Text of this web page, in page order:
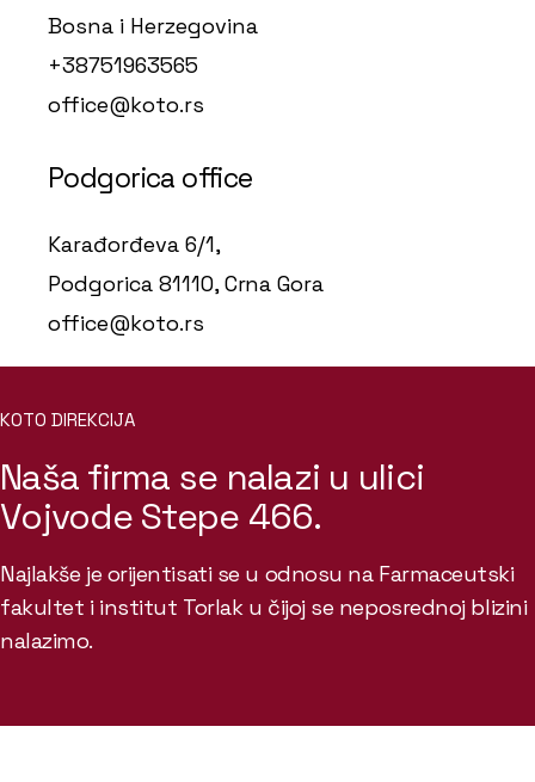
Bosna i Herzegovina
+38751963565
office@koto.rs
Podgorica office
Karađorđeva 6/1,
Podgorica 81110, Crna Gora
office@koto.rs
KOTO DIREKCIJA
Naša firma se nalazi u ulici
Vojvode Stepe 466.
Najlakše je orijentisati se u odnosu na Farmaceutski
fakultet i institut Torlak u čijoj se neposrednoj blizini
nalazimo.